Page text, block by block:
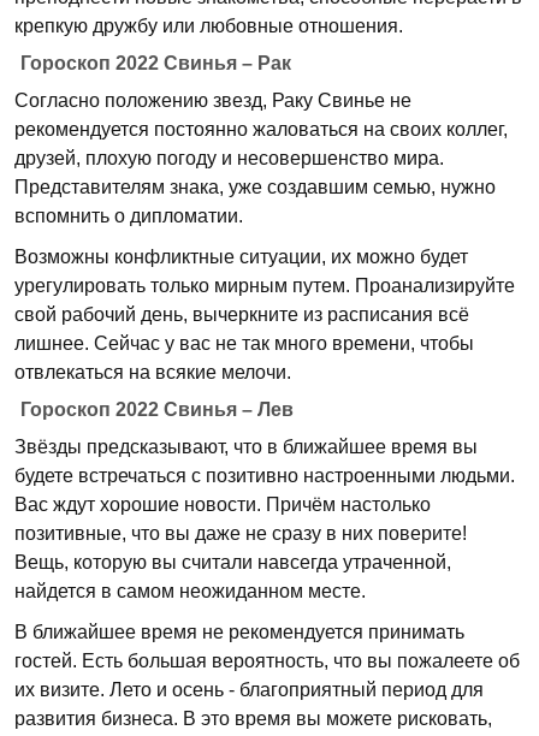
крепкую дружбу или любовные отношения.
Гороскоп 2022 Свинья – Рак
Cогласно положению звезд, Раку Свинье не
рекомендуется постоянно жаловаться на своих коллег,
друзей, плохую погоду и несовершенство мира.
Представителям знака, уже создавшим семью, нужно
вспомнить о дипломатии.
Возможны конфликтные ситуации, их можно будет
урегулировать только мирным путем. Проанализируйте
свой рабочий день, вычеркните из расписания всё
лишнее. Сейчас у вас не так много времени, чтобы
отвлекаться на всякие мелочи.
Гороскоп 2022 Свинья – Лев
Звёзды предсказывают, что в ближайшее время вы
будете встречаться с позитивно настроенными людьми.
Вас ждут хорошие новости. Причём настолько
позитивные, что вы даже не сразу в них поверите!
Вещь, которую вы считали навсегда утраченной,
найдется в самом неожиданном месте.
В ближайшее время не рекомендуется принимать
гостей. Есть большая вероятность, что вы пожалеете об
их визите. Лето и осень - благоприятный период для
развития бизнеса. В это время вы можете рисковать,